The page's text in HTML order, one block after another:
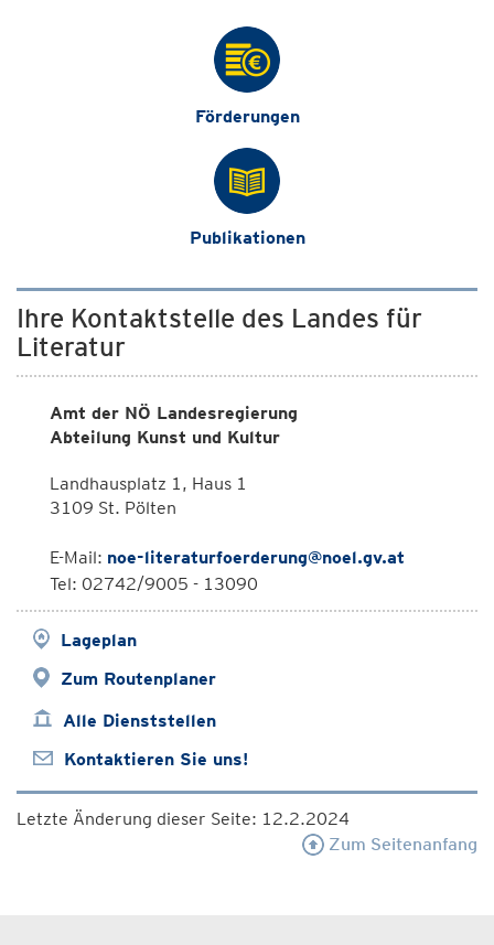
Förderungen
Publikationen
Ihre Kontaktstelle des Landes für
Literatur
Amt der NÖ Landesregierung
Abteilung Kunst und Kultur
Landhausplatz 1, Haus 1
3109 St. Pölten
E-Mail: noe-literaturfoerderung@noel.gv.at
Tel: 02742/9005 - 13090
Lageplan
Zum Routenplaner
Alle Dienststellen
Kontaktieren Sie uns!
Letzte Änderung dieser Seite: 12.2.2024
Zum Seitenanfang